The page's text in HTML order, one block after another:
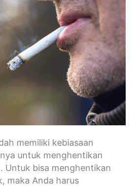
memiliki kebiasaan
untuk menghentikan
Untuk bisa menghentikan
maka Anda harus